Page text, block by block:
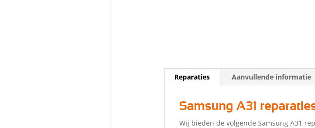
Reparaties Aanvullende informatie
Samsung A31
Wij bieden de volgende Samsung A31